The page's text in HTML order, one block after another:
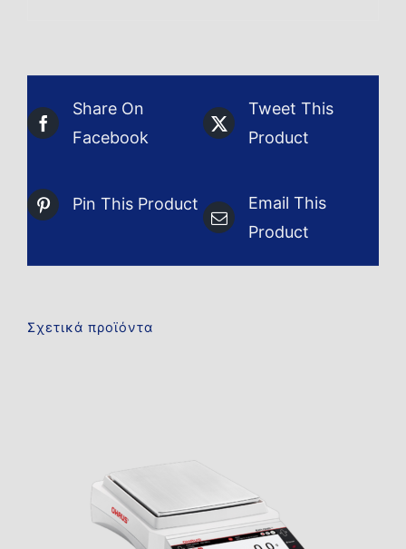
Share On
Facebook
Tweet This
Product
Pin This Product
Email This
Product
Σχετικά προϊόντα